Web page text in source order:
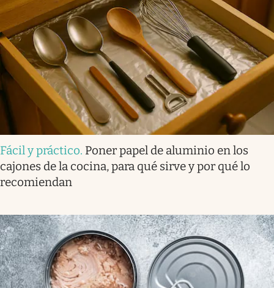
Fácil y práctico. Poner papel de aluminio en los
cajones de la cocina, para qué sirve y por qué lo
recomiendan